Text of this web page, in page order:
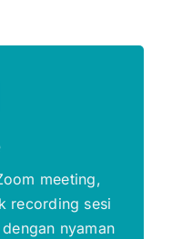
meeting,
recording sesi
nyaman